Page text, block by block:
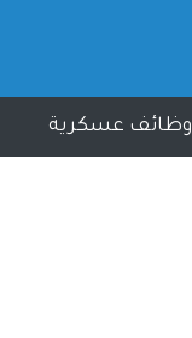
وظائف عسكرية